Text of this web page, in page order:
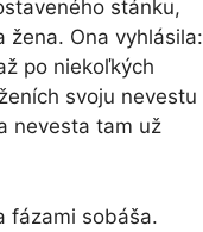
stánku,
žena. Ona vyhlásila:
po niekoľkých
svoju nevestu
nevesta tam už
fázami sobáša.